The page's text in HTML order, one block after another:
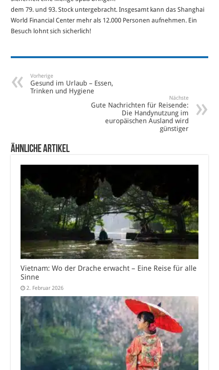
dem 79. und 93. Stock untergebracht. Insgesamt kann das Shanghai
World Financial Center mehr als 12.000 Personen aufnehmen. Ein
Besuch lohnt sich sicherlich!
Vorherige
Gesund im Urlaub – Essen,
Trinken und Hygiene
Nächste
Gute Nachrichten für Reisende:
Die Handynutzung im
europäischen Ausland wird
günstiger
Ähnliche Artikel
Vietnam: Wo der Drache erwacht – Eine Reise für alle
Sinne
2. Februar 2026